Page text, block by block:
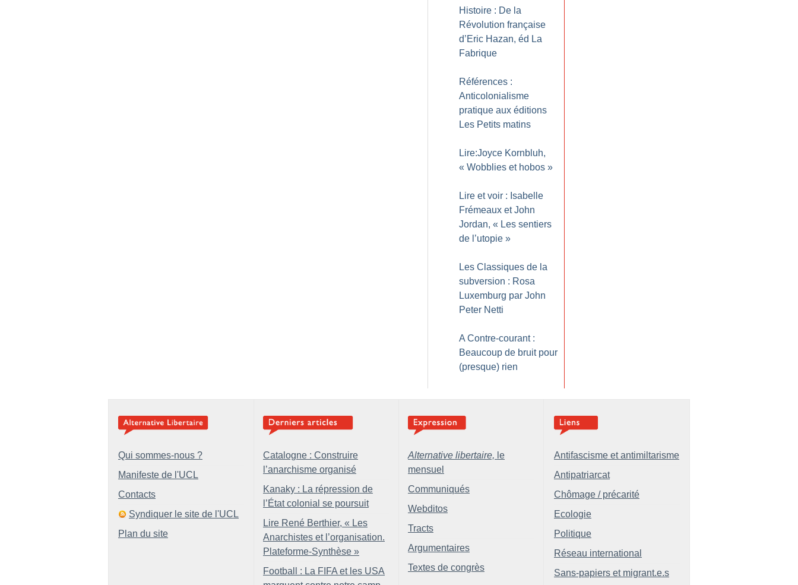
Histoire : De la
Révolution française
d’Eric Hazan, éd La
Fabrique
Références :
Anticolonialisme
pratique aux éditions
Les Petits matins
Lire:Joyce Kornbluh,
« Wobblies et hobos »
Lire et voir : Isabelle
Frémeaux et John
Jordan, « Les sentiers
de l’utopie »
Les Classiques de la
subversion : Rosa
Luxemburg par John
Peter Netti
A Contre-courant :
Beaucoup de bruit pour
(presque) rien
Qui sommes-nous ?
Manifeste de l'UCL
Contacts
Syndiquer le site de l'UCL
Plan du site
Catalogne : Construire
l’anarchisme organisé
Kanaky : La répression de
l’État colonial se poursuit
Lire René Berthier, « Les
Anarchistes et l’organisation.
Plateforme-Synthèse »
Football : La FIFA et les USA
Alternative libertaire, le
mensuel
Communiqués
Webditos
Tracts
Argumentaires
Textes de congrès
Antifascisme et antimiltarisme
Antipatriarcat
Chômage / précarité
Ecologie
Politique
Réseau international
Sans-papiers et migrant.e.s